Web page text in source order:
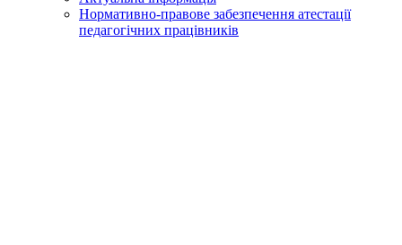
Нормативно-правове забезпечення атестації
педагогічних працівників